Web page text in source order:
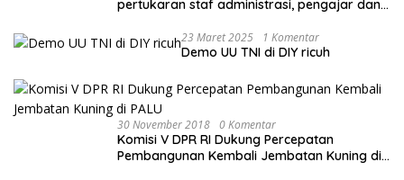
pertukaran staf administrasi, pengajar dan
23 Maret 2025 1 Komentar
Demo UU TNI di DIY ricuh
30 November 2018 0 Komentar
Komisi V DPR RI Dukung Percepatan
Pembangunan Kembali Jembatan Kuning di